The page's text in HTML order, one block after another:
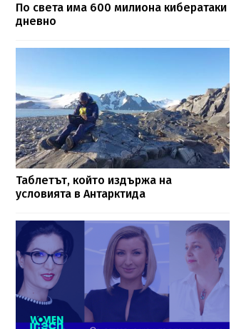
По света има 600 милиона кибератаки
дневно
Таблетът, който издържа на
условията в Антарктида